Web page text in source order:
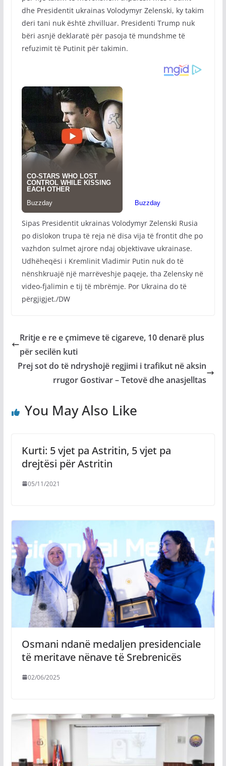
dhe Presidentit ukrainas Volodymyr Zelenski, ky takim
deri tani nuk është zhvilluar. Presidenti Trump nuk
bëri asnjë deklaratë për pasoja të mundshme të
refuzimit të Putinit për takimin.
Sipas Presidentit ukrainas Volodymyr Zelenski Rusia
po dislokon trupa të reja në disa vija të frontit dhe po
vazhdon sulmet ajrore ndaj objektivave ukrainase.
Udhëheqësi i Kremlinit Vladimir Putin nuk do të
nënshkruajë një marrëveshje paqeje, tha Zelensky në
video-fjalimin e tij të mbrëmje. Por Ukraina do të
përgjigjet./DW
Rritje e re e çmimeve të cigareve, 10 denarë plus
për secilën kuti
Prej sot do të ndryshojë regjimi i trafikut në aksin
rrugor Gostivar – Tetovë dhe anasjelltas
You May Also Like
Kurti: 5 vjet pa Astritin, 5 vjet pa
drejtësi për Astritin
05/11/2021
Osmani ndanë medaljen presidenciale
të meritave nënave të Srebrenicës
02/06/2025